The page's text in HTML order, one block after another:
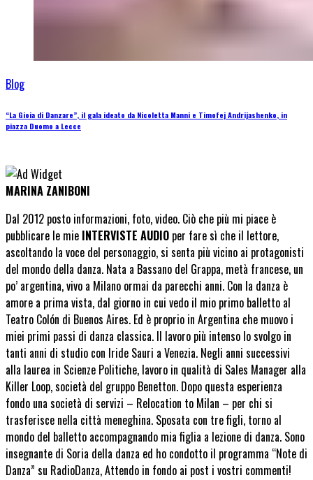
Blog
“La Gioia di Danzare”, il gala ideato da Nicoletta Manni e Timofej Andrijashenko, in
piazza Duomo a Lecce
MARINA ZANIBONI
Dal 2012 posto informazioni, foto, video. Ciò che più mi piace è
pubblicare le mie INTERVISTE AUDIO per fare sì che il lettore,
ascoltando la voce del personaggio, si senta più vicino ai protagonisti
del mondo della danza. Nata a Bassano del Grappa, metà francese, un
po’ argentina, vivo a Milano ormai da parecchi anni. Con la danza è
amore a prima vista, dal giorno in cui vedo il mio primo balletto al
Teatro Colón di Buenos Aires. Ed è proprio in Argentina che muovo i
miei primi passi di danza classica. Il lavoro più intenso lo svolgo in
tanti anni di studio con Iride Sauri a Venezia. Negli anni successivi
alla laurea in Scienze Politiche, lavoro in qualità di Sales Manager alla
Killer Loop, società del gruppo Benetton. Dopo questa esperienza
fondo una società di servizi – Relocation to Milan – per chi si
trasferisce nella città meneghina. Sposata con tre figli, torno al
mondo del balletto accompagnando mia figlia a lezione di danza. Sono
insegnante di Soria della danza ed ho condotto il programma “Note di
Danza” su RadioDanza, Attendo in fondo ai post i vostri commenti!